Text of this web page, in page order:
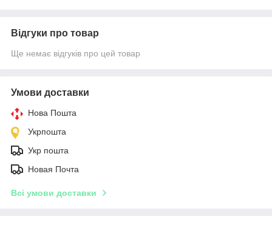
Відгуки про товар
Ще немає відгуків про цей товар
Умови доставки
Нова Пошта
Укрпошта
Укр пошта
Новая Почта
Всі умови доставки